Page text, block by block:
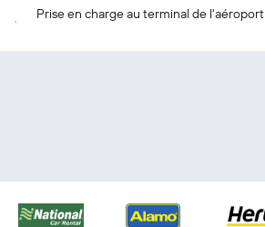
Prise en charge au terminal de l'aéroport